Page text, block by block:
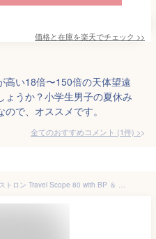
価格と在庫を楽天でチェック >>
高い18倍〜150倍の天体望遠
ょうか？小学生男子の夏休み
で、オススメです。
全てのおすすめコメント (1件) >
Vixen 天体・地上兼用望遠鏡 セレストロン Travel Scope 80 with BP ＆ SPH ［屈折式 /スマホ対応］ TRAVELSCOPE80BP＆SPH